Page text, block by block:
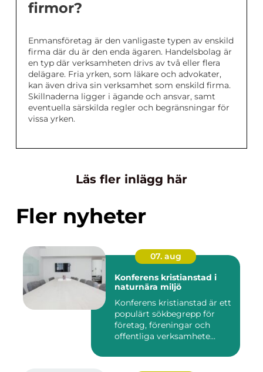
firmor?
Enmansföretag är den vanligaste typen av enskild
firma där du är den enda ägaren. Handelsbolag är
en typ där verksamheten drivs av två eller flera
delägare. Fria yrken, som läkare och advokater,
kan även driva sin verksamhet som enskild firma.
Skillnaderna ligger i ägande och ansvar, samt
eventuella särskilda regler och begränsningar för
vissa yrken.
Läs fler inlägg här
Fler nyheter
07. aug
Konferens kristianstad i
naturnära miljö
Konferens kristianstad är ett
populärt sökbegrepp för
företag, föreningar och
offentliga verksamhete...